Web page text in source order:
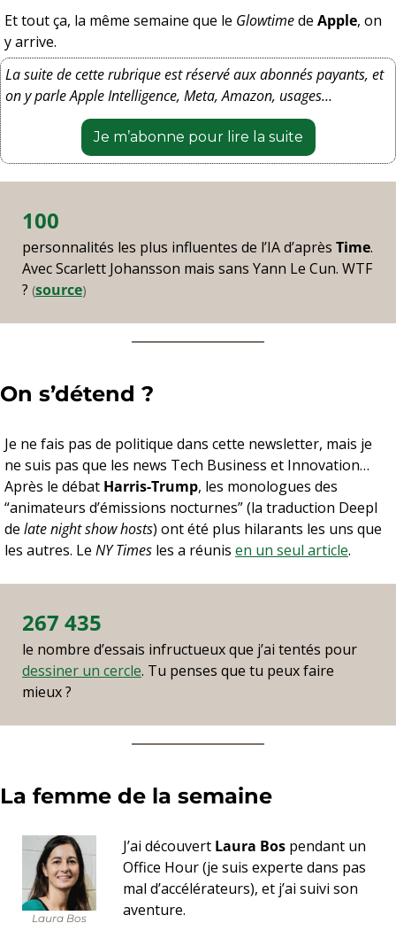
Et tout ça, la même semaine que le Glowtime de Apple, on
y arrive.
La suite de cette rubrique est réservé aux abonnés payants, et
on y parle Apple Intelligence, Meta, Amazon, usages…
Je m’abonne pour lire la suite
100
personnalités les plus influentes de l’IA d’après Time.
Avec Scarlett Johansson mais sans Yann Le Cun. WTF
? (source)
On s’détend ?
Je ne fais pas de politique dans cette newsletter, mais je
ne suis pas que les news Tech Business et Innovation…
Après le débat Harris-Trump, les monologues des
“animateurs d’émissions nocturnes” (la traduction Deepl
de late night show hosts) ont été plus hilarants les uns que
les autres. Le NY Times les a réunis en un seul article.
267 435
dessiner un cercle. Tu penses que tu peux faire
mieux ?
La femme de la semaine
Laura Bos
J’ai découvert Laura Bos pendant un
Office Hour (je suis experte dans pas
mal d’accélérateurs), et j’ai suivi son
aventure.